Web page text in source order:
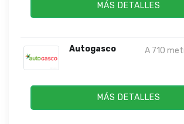
MÁS DETALLES
Autogasco A 710
MÁS DETALLES